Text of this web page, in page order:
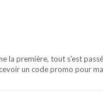
la première, tout s'est
un code promo pour